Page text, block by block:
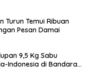
Turun Temui Ribuan
Pesan Damai
9,5 Kg Sabu
Indonesia di Bandara